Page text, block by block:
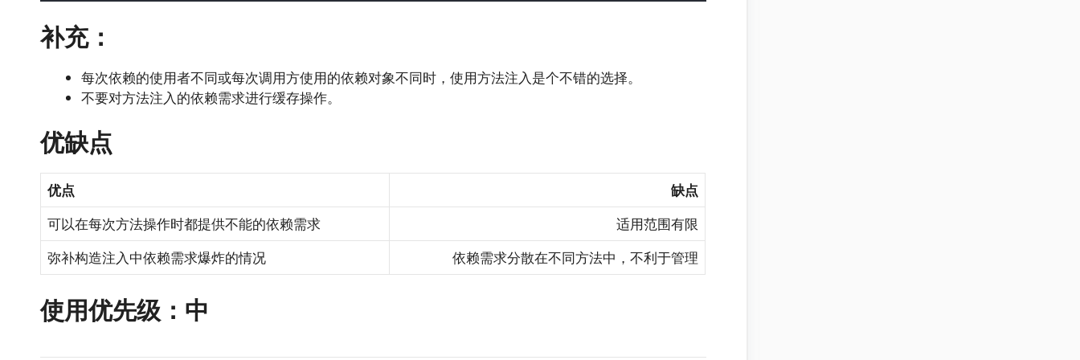
补充：
每次依赖的使用者不同或每次调用方使用的依赖对象不同时，使用方法注入是个不错的选择。
不要对方法注入的依赖需求进行缓存操作。
优缺点
优点
缺点
可以在每次方法操作时都提供不能的依赖需求
适用范围有限
弥补构造注入中依赖需求爆炸的情况
依赖需求分散在不同方法中，不利于管理
使用优先级：中